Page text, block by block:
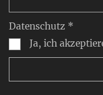
Datenschutz *
Ja, ich